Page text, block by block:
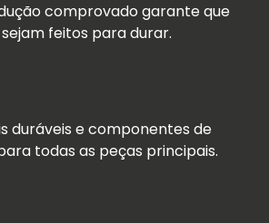
comprovado garante que
feitos para durar.
duráveis ​​e componentes de
todas as peças principais.